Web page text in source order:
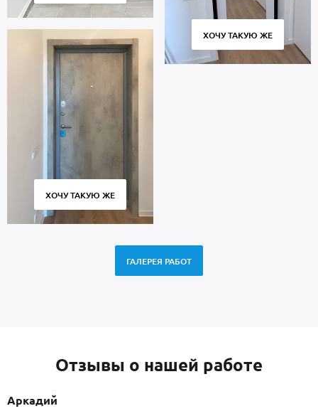
ХОЧУ ТАКУЮ ЖЕ
ХОЧУ ТАКУЮ ЖЕ
ГАЛЕРЕЯ РАБОТ
Отзывы о нашей работе
Аркадий